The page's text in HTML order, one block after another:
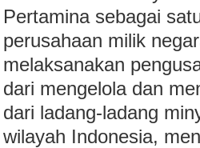
Pertamina sebagai
perusahaan milik
melaksanakan
dari mengelola dan
dari ladang-ladang
wilayah Indonesia,